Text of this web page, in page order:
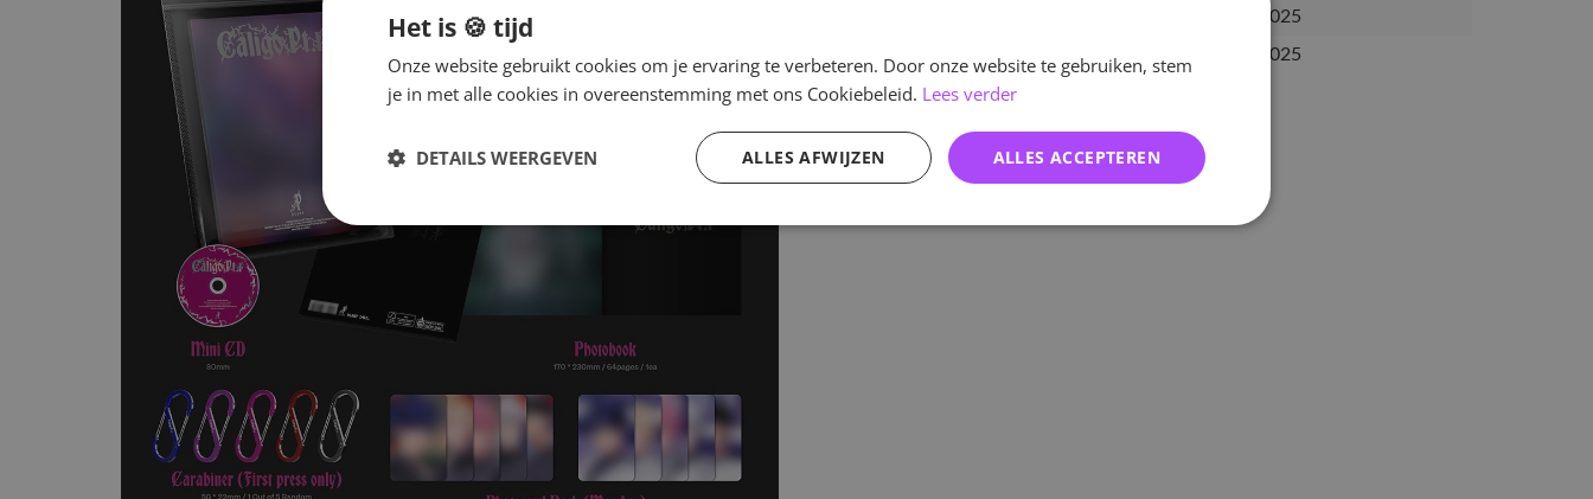
03-02-2025
Verwachte leverdatum
21-02-2025
Het is 🍪 tijd
Onze website gebruikt cookies om je ervaring te verbeteren. Door onze website te gebruiken, stem
je in met alle cookies in overeenstemming met ons Cookiebeleid. Lees verder
ALLES ACCEPTEREN
ALLES AFWIJZEN
DETAILS WEERGEVEN